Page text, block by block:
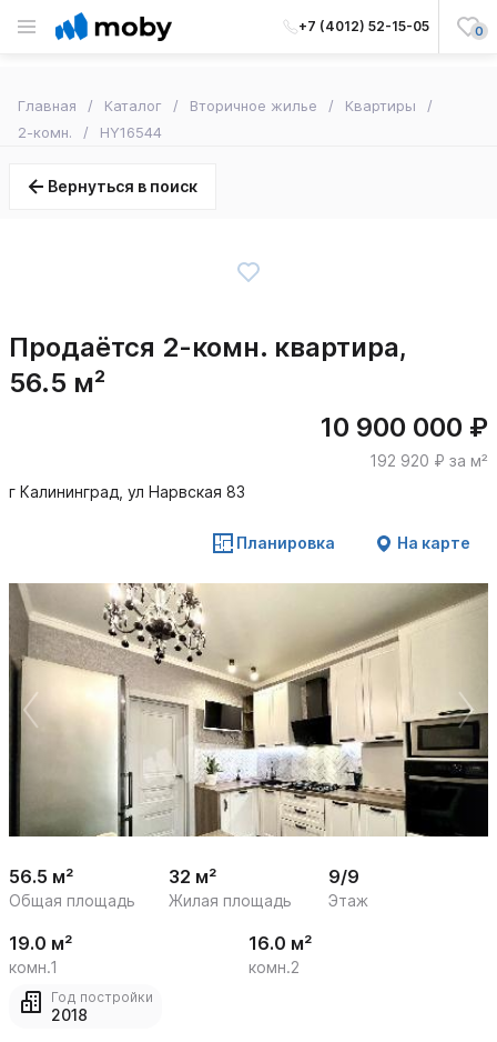
+7 (4012) 52-15-05 0
Главная Каталог Вторичное жилье
Квартиры
2-комн.
HY16544
Вернуться в поиск
Продаётся 2-комн. квартира,
56.5 м²
10 900 000 ₽
192 920 ₽ за м²
г Калининград, ул Нарвская 83
Планировка На карте
1
/
19
56.5 м²
Общая площадь
32 м²
Жилая площадь
9/9
Этаж
19.0 м²
комн.1
16.0 м²
комн.2
Год постройки
2018